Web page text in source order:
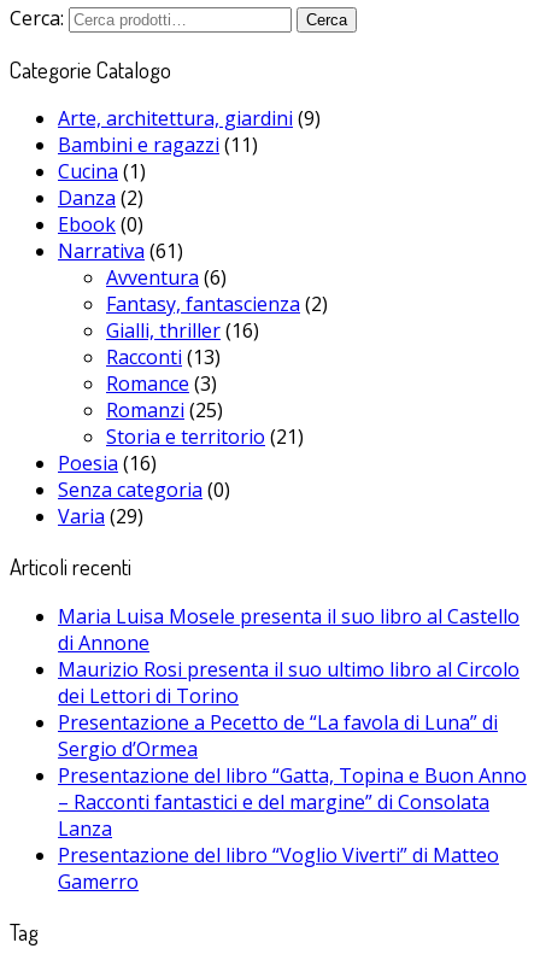
Cerca: Cerca
Categorie Catalogo
Arte, architettura, giardini (9)
Bambini e ragazzi (11)
Cucina (1)
Danza (2)
Ebook(0)
Narrativa (61)
Avventura (6)
Fantasy, fantascienza (2)
Gialli, thriller(16)
Racconti (13)
Romance (3)
Romanzi (25)
Storia e territorio (21)
Poesia (16)
Senza categoria (0)
Varia (29)
Articoli recenti
Maria Luisa Mosele presenta il suo libro al Castello
di Annone
Maurizio Rosi presenta il suo ultimo libro al Circolo
dei Lettori di Torino
Presentazione a Pecetto de “La favola di Luna” di
Sergio d’Ormea
Presentazione del libro “Gatta, Topina e Buon Anno
– Racconti fantastici e del margine” di Consolata
Lanza
Presentazione del libro “Voglio Viverti” di Matteo
Gamerro
Tag